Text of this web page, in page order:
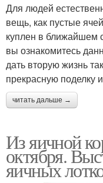
Для людей
вещь, как пустые
куплен в ближайшем
вы ознакомитесь
дать вторую жизнь
прекрасную поделку
читать дальше →
Из яичной
октября.
яичных